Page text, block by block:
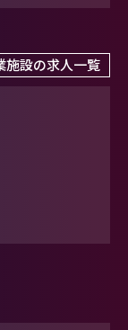
施設の求人一覧